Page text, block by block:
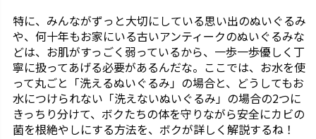
特に、みんながずっと大切にしている思い出のぬいぐるみ
や、何十年もお家にいる古いアンティークのぬいぐるみな
どは、お肌がすっごく弱っているから、一歩一歩優しく丁
寧に扱ってあげる必要があるんだな。ここでは、お水を使
って丸ごと「洗えるぬいぐるみ」の場合と、どうしてもお
水につけられない「洗えないぬいぐるみ」の場合の2つに
きっちり分けて、ボクたちの体を守りながら安全にカビの
菌を根絶やしにする方法を、ボクが詳しく解説するね！